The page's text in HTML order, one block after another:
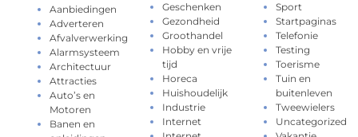
Aanbiedingen
Adverteren
Afvalverwerking
Alarmsysteem
Architectuur
Attracties
Auto’s en
Motoren
Banen en
Geschenken
Gezondheid
Groothandel
Hobby en vrije
tijd
Horeca
Huishoudelijk
Industrie
Internet
Sport
Startpaginas
Telefonie
Testing
Toerisme
Tuin en
buitenleven
Tweewielers
Uncategorized